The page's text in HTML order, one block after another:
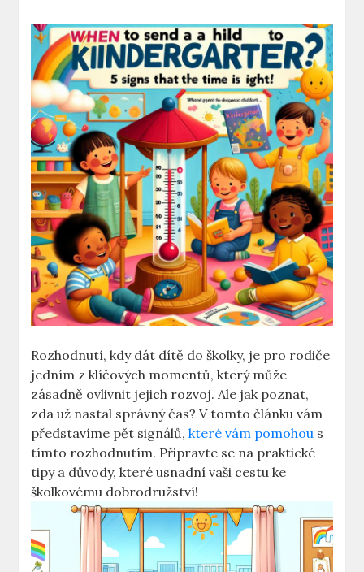
Rozhodnutí, kdy dát dítě do školky, je pro⁣ rodiče
jedním z klíčových momentů, který může
zásadně ovlivnit‍ jejich rozvoj. Ale ‌jak poznat,
zda už nastal správný čas?​ V tomto článku ⁤vám
představíme pět signálů,které vám pomohou s
tímto rozhodnutím. Připravte se na praktické
‍tipy a důvody, které usnadní vaši cestu ke
školkovému dobrodružství!